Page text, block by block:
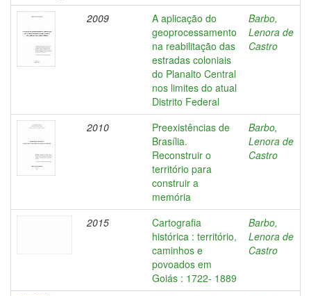
2009
A aplicação do
geoprocessamento
na reabilitação das
estradas coloniais
do Planalto Central
nos limites do atual
Distrito Federal
Barbo,
Lenora de
Castro
2010
Preexistências de
Brasília.
Reconstruir o
território para
construir a
memória
Barbo,
Lenora de
Castro
2015
Cartografia
histórica : território,
caminhos e
povoados em
Goiás : 1722- 1889
Barbo,
Lenora de
Castro